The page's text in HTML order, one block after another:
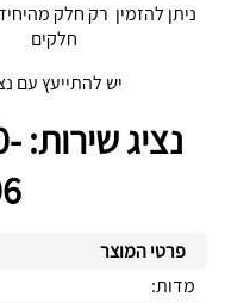
ניתן להזמין רק חלק
חלקים
יש להתייעץ עם
פרטי המוצר
מדות: